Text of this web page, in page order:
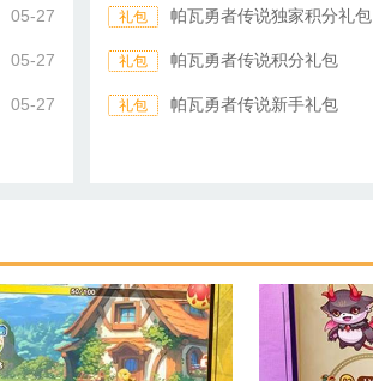
05-27
05-27
05-27
礼包 帕瓦勇者传说独家积分礼包
礼包 帕瓦勇者传说积分礼包
礼包 帕瓦勇者传说新手礼包